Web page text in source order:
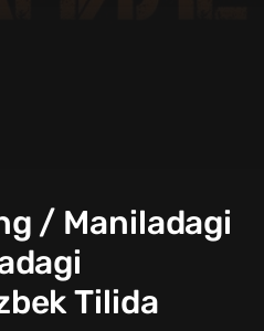
/ Maniladagi
Tilida